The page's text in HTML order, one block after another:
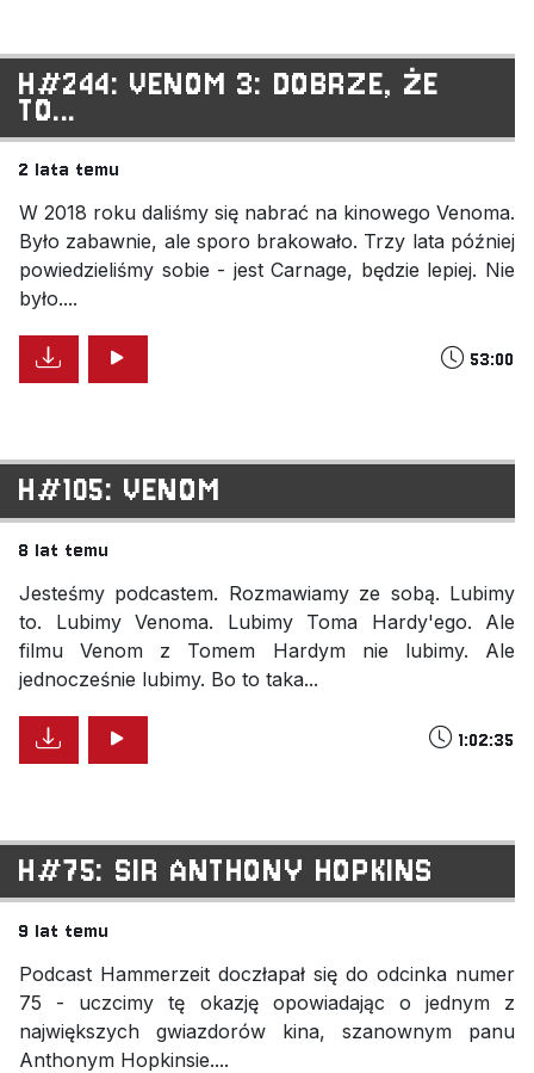
H#244: VENOM 3: DOBRZE, ŻE
TO...
2 lata temu
W 2018 roku daliśmy się nabrać na kinowego Venoma.
Było zabawnie, ale sporo brakowało. Trzy lata później
powiedzieliśmy sobie - jest Carnage, będzie lepiej. Nie
było....
53:00
H#105: VENOM
8 lat temu
Jesteśmy podcastem. Rozmawiamy ze sobą. Lubimy
to. Lubimy Venoma. Lubimy Toma Hardy'ego. Ale
filmu Venom z Tomem Hardym nie lubimy. Ale
jednocześnie lubimy. Bo to taka...
1:02:35
H#75: SIR ANTHONY HOPKINS
9 lat temu
Podcast Hammerzeit doczłapał się do odcinka numer
75 - uczcimy tę okazję opowiadając o jednym z
największych gwiazdorów kina, szanownym panu
Anthonym Hopkinsie....